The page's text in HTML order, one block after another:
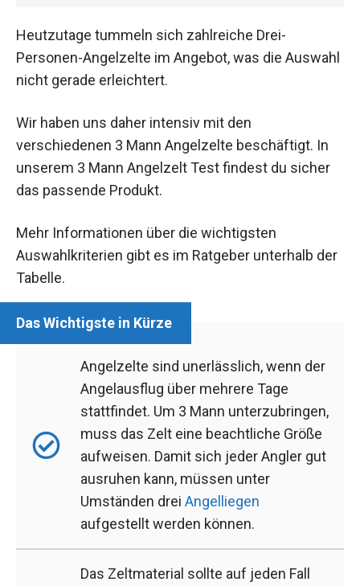
Heutzutage tummeln sich zahlreiche Drei-
Personen-Angelzelte im Angebot, was die Auswahl
nicht gerade erleichtert.
Wir haben uns daher intensiv mit den
verschiedenen 3 Mann Angelzelte beschäftigt. In
unserem 3 Mann Angelzelt Test findest du sicher
das passende Produkt.
Mehr Informationen über die wichtigsten
Auswahlkriterien gibt es im Ratgeber unterhalb der
Tabelle.
Angelzelte sind unerlässlich, wenn der
Angelausflug über mehrere Tage
stattfindet. Um 3 Mann unterzubringen,
muss das Zelt eine beachtliche Größe
aufweisen. Damit sich jeder Angler gut
ausruhen kann, müssen unter
Umständen drei Angelliegen
aufgestellt werden können.
Das Zeltmaterial sollte auf jeden Fall